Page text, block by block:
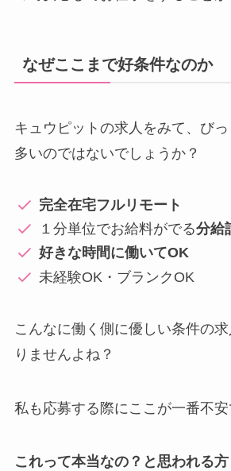
なぜここまで好条件なのか
キュウピットの求人をみて、び
多いのではないでしょうか？
完全在宅フルリモート
１分単位でお給料がでる分給
好きな時間に働いてOK
未経験OK・ブランクOK
こんなに働く側に優しい条件の
りませんよね？
私も応募する際にここが一番不安
これって本当なの？と思われる